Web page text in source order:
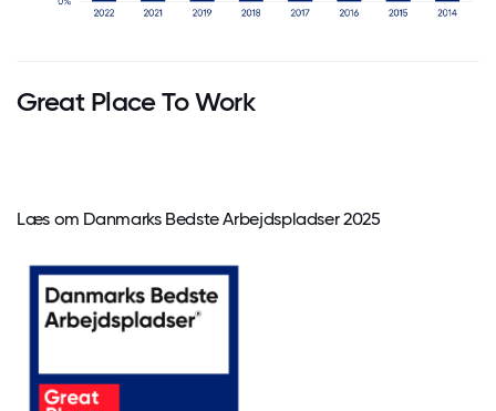
Great Place To Work
Læs om Danmarks Bedste Arbejdspladser 2025